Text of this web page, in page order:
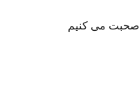
صحبت می کنیم